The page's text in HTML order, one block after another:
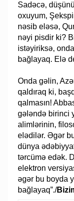
Sadəcə,
oxuyum,
nəsib eləsə,
nəyi pisdir ki?
istəyiriksə,
bağlayaq. Elə
Onda gəlin,
qaldıraq ki,
qalmasın!
gələndə birinci
alimlərinin,
elədilər. Əgər
dünya
tərcümə edək.
elektron
əgər bu boyda
bağlayaq”./